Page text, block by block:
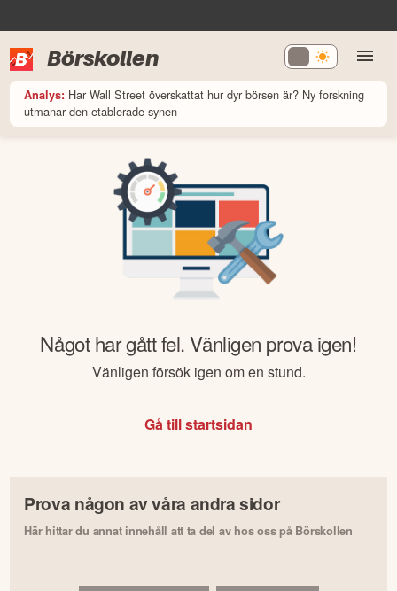
Börskollen
Analys: Har Wall Street överskattat hur dyr börsen är? Ny forskning
utmanar den etablerade synen
Något har gått fel. Vänligen prova igen!
Vänligen försök igen om en stund.
Gå till startsidan
Prova någon av våra andra sidor
Här hittar du annat innehåll att ta del av hos oss på Börskollen